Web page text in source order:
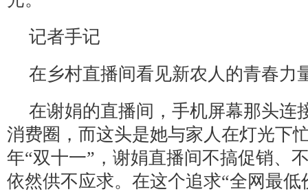
记者手记
在乡村直播间看见新农人的青春力
在谢娟的直播间，手机屏幕那头连
消费圈，而这头是她与家人在灯光下
年“双十一”，谢娟直播间不搞促销、
依然供不应求。在这个追求“全网最低